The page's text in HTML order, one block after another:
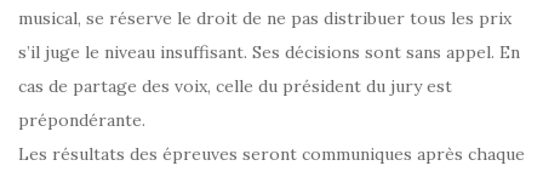
musical, se réserve le droit de ne pas distribuer tous les prix
s’il juge le niveau insuffisant. Ses décisions sont sans appel. En
cas de partage des voix, celle du président du jury est
prépondérante.
Les résultats des épreuves seront communiques après chaque